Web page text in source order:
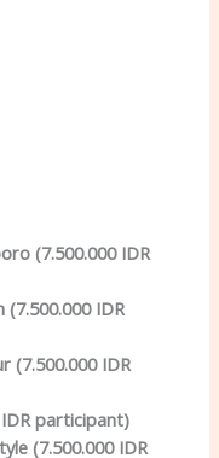
(7.500.000 IDR
IDR
(7.500.000 IDR
participant)
(7.500.000 IDR